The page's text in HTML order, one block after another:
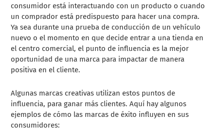
consumidor está interactuando con un producto o cuando
un comprador está predispuesto para hacer una compra.
Ya sea durante una prueba de conducción de un vehículo
nuevo o el momento en que decide entrar a una tienda en
el centro comercial, el punto de influencia es la mejor
oportunidad de una marca para impactar de manera
positiva en el cliente.
Algunas marcas creativas utilizan estos puntos de
influencia, para ganar más clientes. Aquí hay algunos
ejemplos de cómo las marcas de éxito influyen en sus
consumidores: